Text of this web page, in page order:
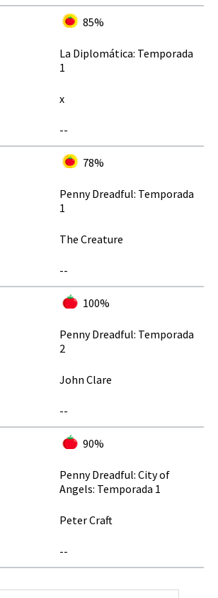
85%
La Diplomática: Temporada
1
x
--
78%
Penny Dreadful: Temporada
1
The Creature
--
100%
Penny Dreadful: Temporada
2
John Clare
--
90%
Penny Dreadful: City of
Angels: Temporada 1
Peter Craft
--